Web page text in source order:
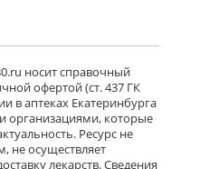
носит справочный
офертой (ст. 437 ГК
в аптеках Екатеринбурга
организациями, которые
Ресурс не
не осуществляет
лекарств. Сведения